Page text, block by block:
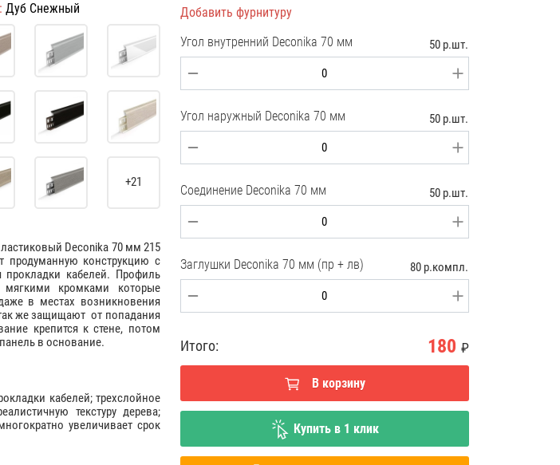
Дуб Снежный
+21
Deconika 70 мм 215
конструкцию с
прокладки кабелей. Профиль
кромками которые
в местах возникновения
же защищают от попадания
крепится к стене, потом
в основание.
кабелей; трехслойное
текстуру дерева;
увеличивает срок
Добавить фурнитуру
Угол внутренний Deconika 70 мм
50 р.шт.
Угол наружный Deconika 70 мм 50 р.шт.
Соединение Deconika 70 мм 50 р.шт.
Заглушки Deconika 70 мм (пр + лв) 80 р.компл.
Итого: 180 ₽
Купить в 1 клик
В корзину